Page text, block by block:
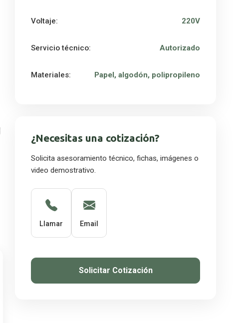
Voltaje: 220V
Servicio técnico: Autorizado
Materiales: Papel, algodón, polipropileno
¿Necesitas una cotización?
Solicita asesoramiento técnico, fichas, imágenes o
video demostrativo.
Llamar Email
Solicitar Cotización